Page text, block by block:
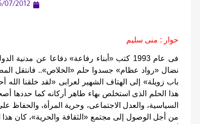
07/2012
حوار : منى سليم
فى عام 1993 كتب «أبناء رفاعة» دفاعا عن
نضال «رواد عظام» جسدوا حلم «الخلاص».. فانتقل
باب زويلة» إلى الهتاف الشهير لعرابى «لقد خلقنا
هذا الحلم الذى استخلص بهاء طاهر أركانه كما حددها
السياسية، والعدل الاجتماعى، وحرية المرأة، والحفاظ
من أجل الوصول إلى مجتمع «الثقافة والحرية»، كان